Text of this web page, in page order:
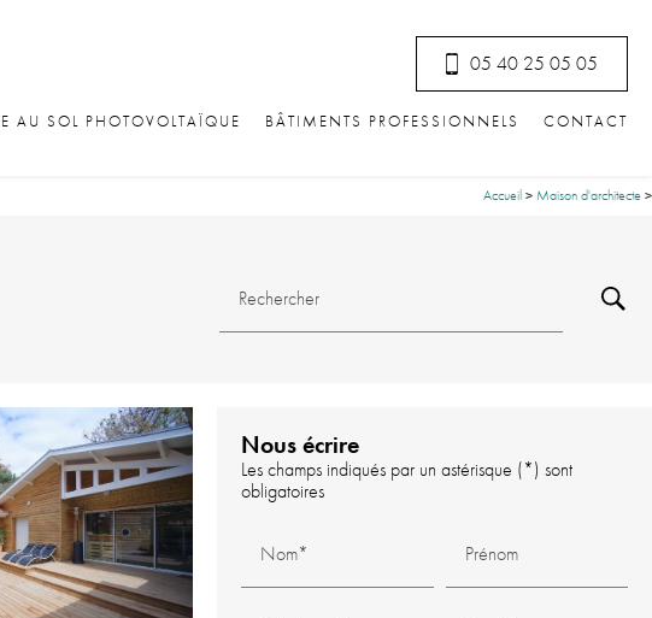
05 40 25 05 05
AU SOL PHOTOVOLTAÏQUE BÂTIMENTS PROFESSIONNELS CONTACT
Accueil> Maison d'architecte>
Rechercher
Nous écrire
Les champs indiqués par un astérisque (*) sont
obligatoires
Nom* Prénom